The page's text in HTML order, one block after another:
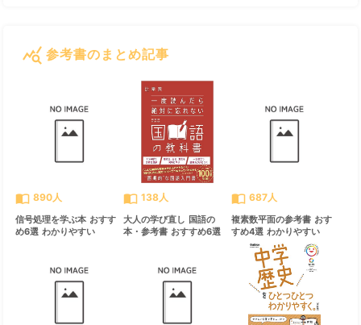
query_stats 参考書のまとめ記事
import_contacts 890人
信号処理を学ぶ本 おすす
め6選 わかりやすい
import_contacts 138人
大人の学び直し 国語の
本・参考書 おすすめ6選
import_contacts 687人
複素数平面の参考書 おす
すめ4選 わかりやすい